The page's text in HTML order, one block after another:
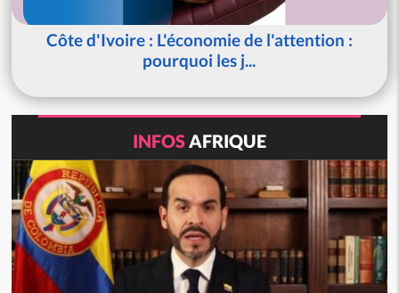
Côte d'Ivoire : L'économie de l'attention :
pourquoi les j...
INFOSAFRIQUE